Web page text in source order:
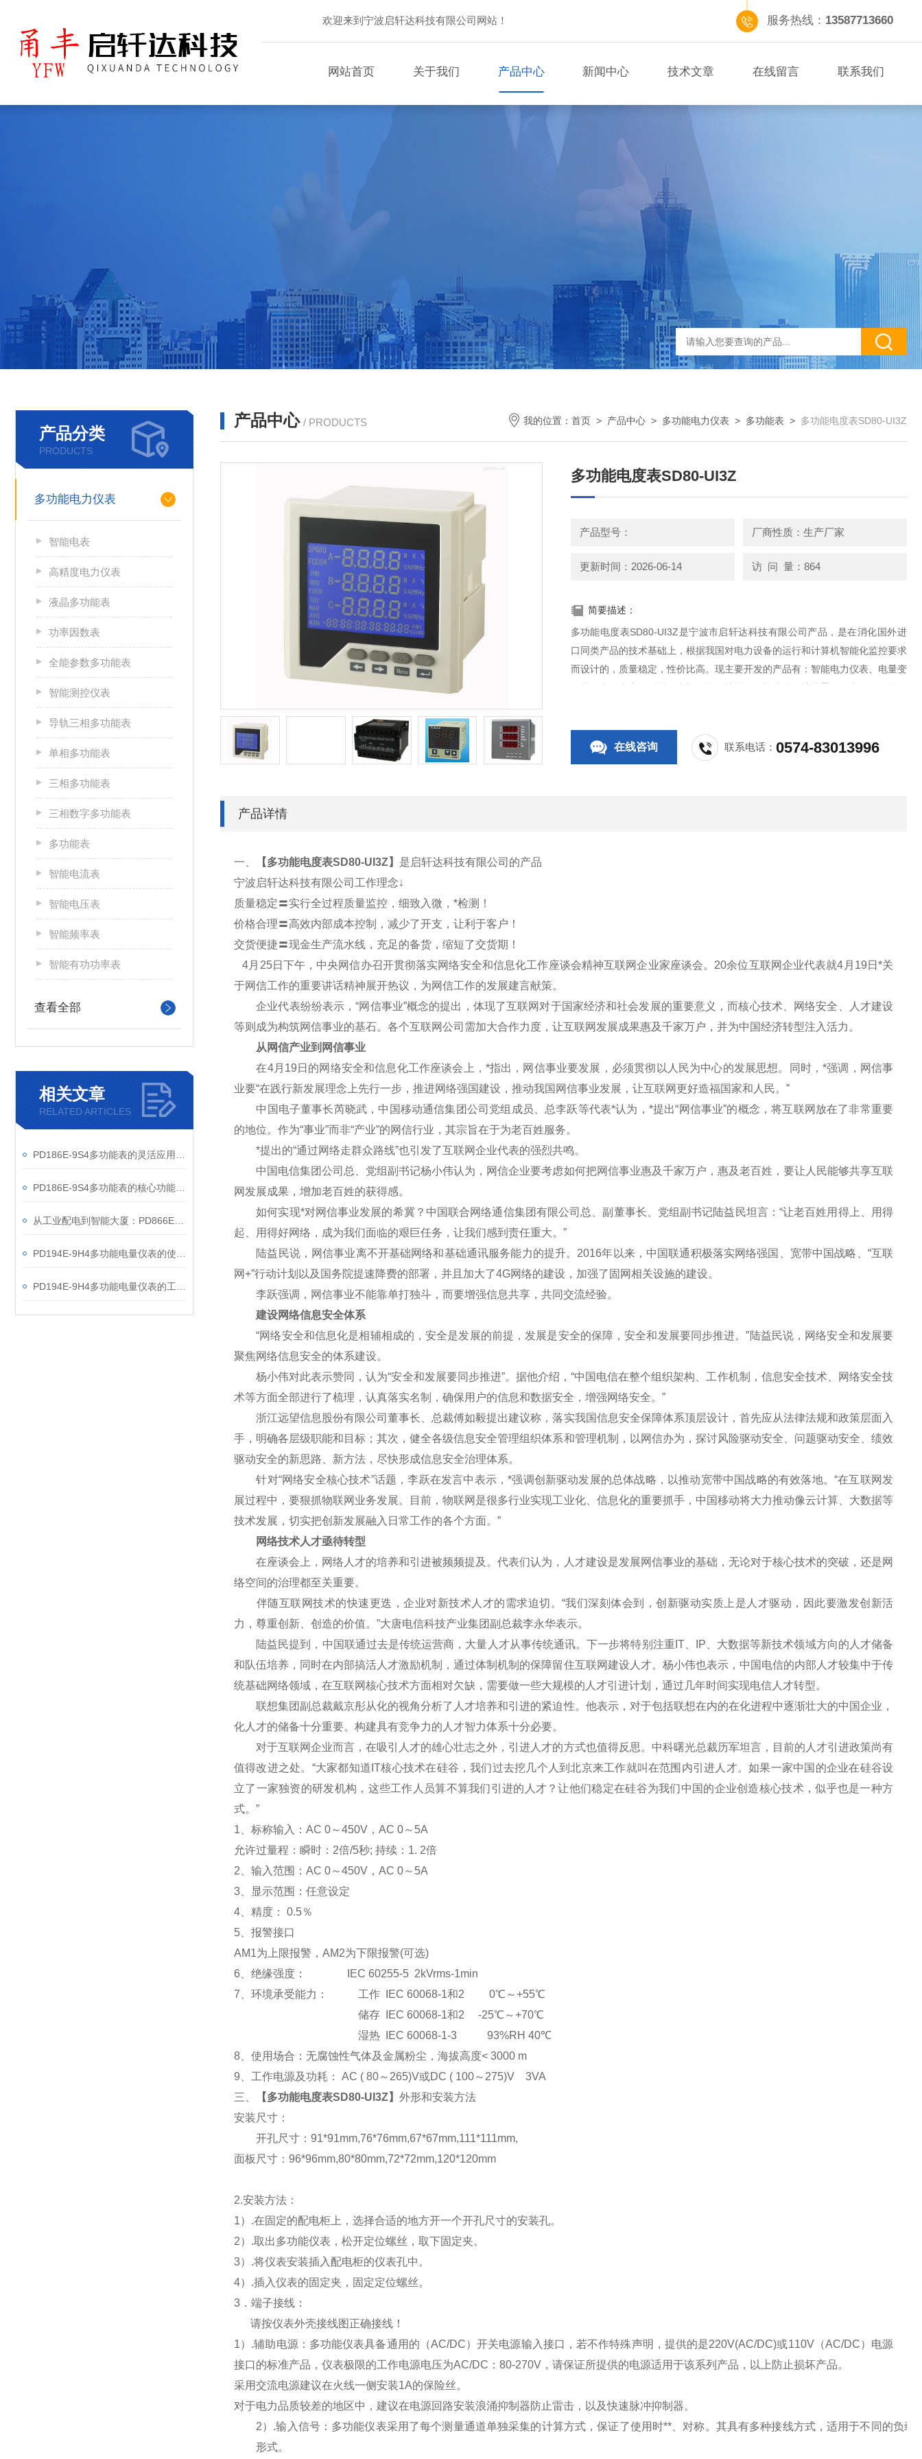
欢迎来到宁波启轩达科技有限公司网站！ 服务热线： 13587713660
网站首页 关于我们 产品中心 新闻中心 技术文章 在线留言 联系我们
产品分类
PRODUCTS
多功能电力仪表
智能电表
高精度电力仪表
液晶多功能表
功率因数表
全能参数多功能表
智能测控仪表
导轨三相多功能表
单相多功能表
三相多功能表
三相数字多功能表
多功能表
智能电流表
智能电压表
智能频率表
智能有功功率表
查看全部
相关文章
RELATED ARTICLES
产品中心 / PRODUCTS 我的位置： 首页 > 产品中心 > 多功能电力仪表 > 多功能表 > 多功能电度表SD80-UI3Z
多功能电度表SD80-UI3Z
产品型号： 厂商性质：生产厂家
更新时间：2026-06-14 访 问 量：864
简要描述：
多功能电度表SD80-UI3Z是宁波市启轩达科技有限公司产品，是在消化国外进
口同类产品的技术基础上，根据我国对电力设备的运行和计算机智能化监控要求
而设计的，质量稳定，性价比高。现主要开发的产品有：智能电力仪表、电量变
送器、电气火灾探测器、电机智能保护器、微机综合保护装置、双电源自动转换
在线咨询 联系电话：0574-83013996
产品详情
一、 【多功能电度表SD80-UI3Z】 是启轩达科技有限公司的产品
宁波启轩达科技有限公司工作理念↓
质量稳定〓实行全过程质量监控，细致入微，*检测！
价格合理〓高效内部成本控制，减少了开支，让利于客户！
交货便捷〓现金生产流水线，充足的备货，缩短了交货期！
4月25日下午，中央网信办召开贯彻落实网络安全和信息化工作座谈会精神互联网企业家座谈会。20余位互联网企业代表就4月19日*关
于网信工作的重要讲话精神展开热议，为网信工作的发展建言献策。
企业代表纷纷表示，“网信事业”概念的提出，体现了互联网对于国家经济和社会发展的重要意义，而核心技术、网络安全、人才建设
等则成为构筑网信事业的基石。各个互联网公司需加大合作力度，让互联网发展成果惠及千家万户，并为中国经济转型注入活力。
从网信产业到网信事业
在4月19日的网络安全和信息化工作座谈会上，*指出，网信事业要发展，必须贯彻以人民为中心的发展思想。同时，*强调，网信事
业要“在践行新发展理念上先行一步，推进网络强国建设，推动我国网信事业发展，让互联网更好造福国家和人民。”
中国电子董事长芮晓武，中国移动通信集团公司党组成员、总李跃等代表*认为，*提出“网信事业”的概念，将互联网放在了非常重要
的地位。作为“事业”而非“产业”的网信行业，其宗旨在于为老百姓服务。
*提出的“通过网络走群众路线”也引发了互联网企业代表的强烈共鸣。
中国电信集团公司总、党组副书记杨小伟认为，网信企业要考虑如何把网信事业惠及千家万户，惠及老百姓，要让人民能够共享互联
网发展成果，增加老百姓的获得感。
如何实现*对网信事业发展的希冀？中国联合网络通信集团有限公司总、副董事长、党组副书记陆益民坦言：“让老百姓用得上、用得
起、用得好网络，成为我们面临的艰巨任务，让我们感到责任重大。”
陆益民说，网信事业离不开基础网络和基础通讯服务能力的提升。2016年以来，中国联通积极落实网络强国、宽带中国战略、“互联
网+”行动计划以及国务院提速降费的部署，并且加大了4G网络的建设，加强了固网相关设施的建设。
李跃强调，网信事业不能靠单打独斗，而要增强信息共享，共同交流经验。
建设网络信息安全体系
“网络安全和信息化是相辅相成的，安全是发展的前提，发展是安全的保障，安全和发展要同步推进。”陆益民说，网络安全和发展要
聚焦网络信息安全的体系建设。
杨小伟对此表示赞同，认为“安全和发展要同步推进”。据他介绍，“中国电信在整个组织架构、工作机制，信息安全技术、网络安全技
术等方面全部进行了梳理，认真落实名制，确保用户的信息和数据安全，增强网络安全。”
浙江远望信息股份有限公司董事长、总裁傅如毅提出建议称，落实我国信息安全保障体系顶层设计，首先应从法律法规和政策层面入
手，明确各层级职能和目标；其次，健全各级信息安全管理组织体系和管理机制，以网信办为，探讨风险驱动安全、问题驱动安全、绩效
驱动安全的新思路、新方法，尽快形成信息安全治理体系。
针对“网络安全核心技术”话题，李跃在发言中表示，*强调创新驱动发展的总体战略，以推动宽带中国战略的有效落地。“在互联网发
展过程中，要狠抓物联网业务发展。目前，物联网是很多行业实现工业化、信息化的重要抓手，中国移动将大力推动像云计算、大数据等
技术发展，切实把创新发展融入日常工作的各个方面。”
网络技术人才亟待转型
在座谈会上，网络人才的培养和引进被频频提及。代表们认为，人才建设是发展网信事业的基础，无论对于核心技术的突破，还是网
络空间的治理都至关重要。
伴随互联网技术的快速更迭，企业对新技术人才的需求迫切。“我们深刻体会到，创新驱动实质上是人才驱动，因此要激发创新活
力，尊重创新、创造的价值。”大唐电信科技产业集团副总裁李永华表示。
陆益民提到，中国联通过去是传统运营商，大量人才从事传统通讯。下一步将特别注重IT、IP、大数据等新技术领域方向的人才储备
和队伍培养，同时在内部搞活人才激励机制，通过体制机制的保障留住互联网建设人才。杨小伟也表示，中国电信的内部人才较集中于传
统基础网络领域，在互联网核心技术方面相对欠缺，需要做一些大规模的人才引进计划，通过几年时间实现电信人才转型。
联想集团副总裁戴京彤从化的视角分析了人才培养和引进的紧迫性。他表示，对于包括联想在内的在化进程中逐渐壮大的中国企业，
化人才的储备十分重要。构建具有竞争力的人才智力体系十分必要。
对于互联网企业而言，在吸引人才的雄心壮志之外，引进人才的方式也值得反思。中科曙光总裁历军坦言，目前的人才引进政策尚有
值得改进之处。“大家都知道IT核心技术在硅谷，我们过去挖几个人到北京来工作就叫在范围内引进人才。如果一家中国的企业在硅谷设
立了一家独资的研发机构，这些工作人员算不算我们引进的人才？让他们稳定在硅谷为我们中国的企业创造核心技术，似乎也是一种方
式。”
1 、标称输入：AC 0～450V ，AC 0～5A
允许过量程：瞬时：2倍/5秒; 持续：1. 2倍
2 、输入范围：AC 0～450V ，AC 0～5A
3
显示范围： 任意设定
4 、精度： 0.5％
5
报警接口
AM1为上限报警，AM2为下限报警(可选)
6
绝缘强度： IEC 60255-5 2kVrms-1min
7
环境承受能力： 工作 IEC 60068-1和2 0℃～+55℃
储存 IEC 60068-1和2 -25℃～+70℃
湿热 IEC 60068-1-3 93%RH 40℃
8 、使用场合：无腐蚀性气体及金属粉尘，海拔高度< 3000 m
9 、工作电源及功耗： AC ( 80～265)V或DC ( 100～275)V 3VA
三、
【多功能电度表SD80-UI3Z】 外形和安装方法
安装尺寸：
开孔尺寸：91*91mm,76*76mm,67*67mm,111*111mm,
面板尺寸：96*96mm,80*80mm,72*72mm,120*120mm
2.安装方法：
1）.在固定的配电柜上，选择合适的地方开一个开孔尺寸的安装孔。
2）.取出多功能仪表，松开定位螺丝，取下固定夹。
3）.将仪表安装插入配电柜的仪表孔中。
4）.插入仪表的固定夹，固定定位螺丝。
3 ．端子接线：
请按仪表外壳接线图正确接线！
1） .辅助电源：多功能仪表具备通用的（AC/DC）开关电源输入接口，若不作特殊声明，提供的是220V(AC/DC)或110V（AC/DC）电源
接口的标准产品，仪表极限的工作电源电压为AC/DC ： 80-270V ，请保证所提供的电源适用于该系列产品，以上防止损坏产品。
采用交流电源建议在火线一侧安装1A的保险丝。
对于电力品质较差的地区中，建议在电源回路安装浪涌抑制器防止雷击，以及快速脉冲抑制器。
2） .输入信号：多功能仪表采用了每个测量通道单独采集的计算方式，保证了使用时**、对称。其具有多种接线方式，适用于不同的负载
形式。